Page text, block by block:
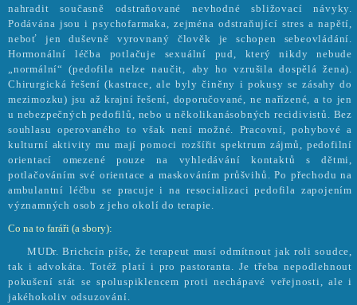
nahradit současně odstraňované nevhodné sbližovací návyky.
Podávána jsou i psychofarmaka, zejména odstraňující stres a napětí,
neboť jen duševně vyrovnaný člověk je schopen sebeovládání.
Hormonální léčba potlačuje sexuální pud, který nikdy nebude
„normální“ (pedofila nelze naučit, aby ho vzrušila dospělá žena).
Chirurgická řešení (kastrace, ale byly činěny i pokusy se zásahy do
mezimozku) jsu až krajní řešení, doporučované, ne nařízené, a to jen
u nebezpečných pedofilů, nebo u několikanásobných recidivistů. Bez
souhlasu operovaného to však není možné. Pracovní, pohybové a
kulturní aktivity mu mají pomoci rozšířit spektrum zájmů, pedofilní
orientací omezené pouze na vyhledávání kontaktů s dětmi,
potlačováním své orientace a maskováním průšvihů. Po přechodu na
ambulantní léčbu se pracuje i na resocializaci pedofila zapojením
významných osob z jeho okolí do terapie.
Co na to faráři (a sbory):
MUDr. Brichcín píše, že terapeut musí odmítnout jak roli soudce,
tak i advokáta. Totéž platí i pro pastoranta. Je třeba nepodlehnout
pokušení stát se spoluspiklencem proti nechápavé veřejnosti, ale i
jakéhokoliv odsuzování.